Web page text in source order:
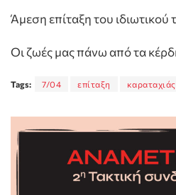
Άμεση επίταξη του ιδιωτικού
Οι ζωές μας πάνω από τα
Tags: 7/04 επίταξη καραταχιάς